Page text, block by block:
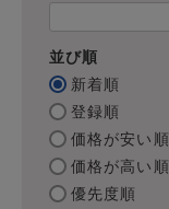
並び順
新着順
登録順
価格が安い順
価格が高い順
優先度順